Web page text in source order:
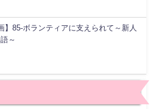
】85-ボランティアに支えられて～新人
～